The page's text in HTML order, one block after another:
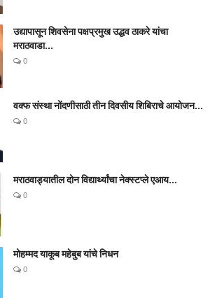
उद्यापासून शिवसेना पक्षप्रमुख उद्धव ठाकरे यांचा
मराठवाडा...
0
वक्फ संस्था नोंदणीसाठी तीन दिवसीय शिबिराचे आयोजन...
0
मराठवाड्यातील दोन विद्यार्थ्यांचा नेक्स्टप्ले एआय...
0
मोहम्मद याकूब महेबुब यांचे निधन
0